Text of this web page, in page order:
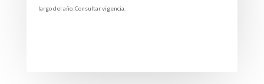
largo del año. Consultar vigencia.